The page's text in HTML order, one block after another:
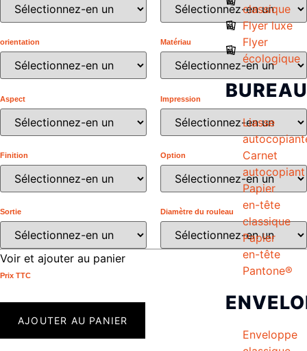
classique
Flyer luxe
Flyer
écologique
BUREAU
Liasse
Carnet
autocopiant
Papier
en-tête
classique
Papier
en-tête
Pantone®
Enveloppe
orientation Matériau
Aspect Impression
Finition Option
Sortie Diamètre du rouleau
Voir et ajouter au panier
Prix ​​TTC
AJOUTER AU PANIER